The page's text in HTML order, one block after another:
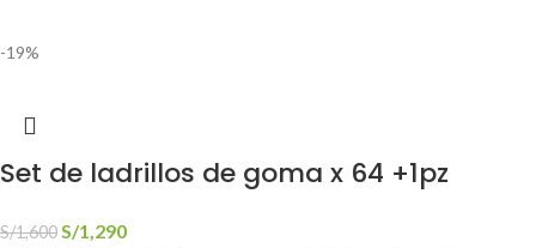
-19%
Set de ladrillos de goma x 64 +1pz
S/1,600S/1,290